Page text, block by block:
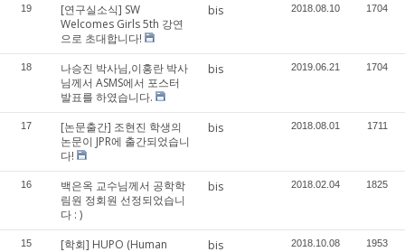
19
[연구실소식] SW
Welcomes Girls 5th 강연
으로 초대합니다!
bis 2018.08.10 1704
18
나승진 박사님,이홍란 박사
님께서 ASMS에서 포스터
발표를 하였습니다.
bis 2019.06.21 1704
17
[논문출간] 조현진 학생의
논문이 JPR에 출간되었습니
다!
bis 2018.08.01 1711
16
백은옥 교수님께서 공학학
림원 정회원 선정되었습니
다 : )
bis 2018.02.04 1825
15
[학회] HUPO (Human
bis 2018.10.08 1953